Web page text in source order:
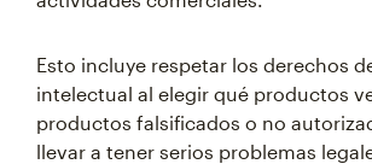
Esto incluye respetar los derechos
intelectual al elegir qué productos
productos falsificados o no
llevar a tener serios problemas